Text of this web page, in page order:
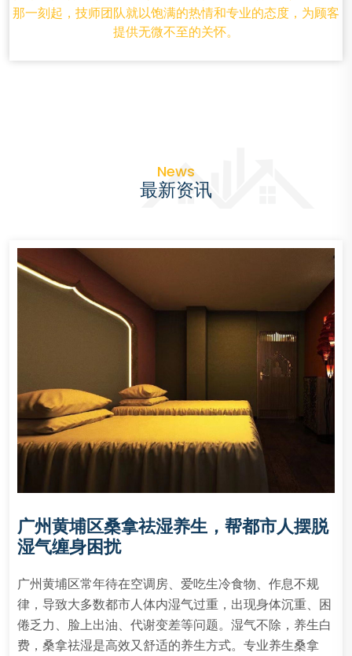
那一刻起，技师团队就以饱满的热情和专业的态度，为顾客
提供无微不至的关怀。
News
最新资讯
广州黄埔区桑拿祛湿养生，帮都市人摆脱
湿气缠身困扰
广州黄埔区常年待在空调房、爱吃生冷食物、作息不规
律，导致大多数都市人体内湿气过重，出现身体沉重、困
倦乏力、脸上出油、代谢变差等问题。湿气不除，养生白
费，桑拿祛湿是高效又舒适的养生方式。专业养生桑拿